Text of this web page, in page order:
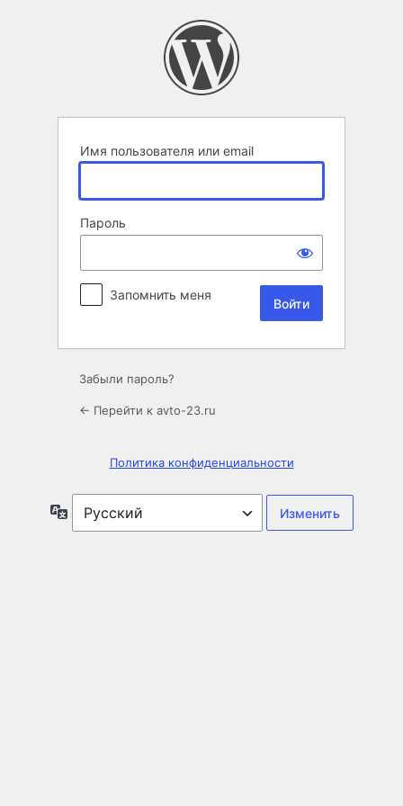
Имя пользователя или email
Пароль
Запомнить меня
Забыли пароль?
← Перейти к avto-23.ru
Политика конфиденциальности
Язык